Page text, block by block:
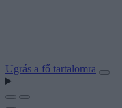
Ugrás a fő tartalomra